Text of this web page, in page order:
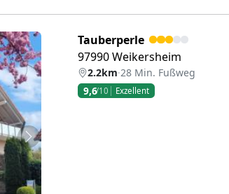
Weiter
Tauberperle
97990 Weikersheim
2.2km·28 Min. Fußweg
9,6/10 Exzellent